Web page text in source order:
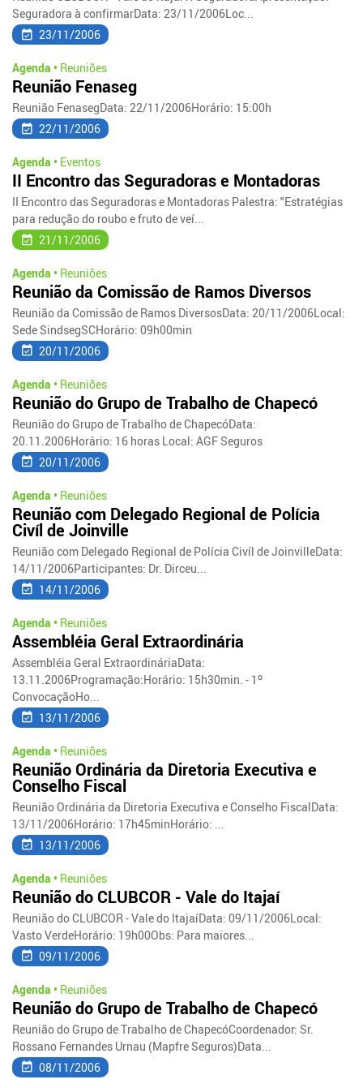
Seguradora à confirmarData: 23/11/2006Loc...
23/11/2006
Agenda • Reuniões
Reunião Fenaseg
Reunião FenasegData: 22/11/2006Horário: 15:00h
22/11/2006
Agenda • Eventos
II Encontro das Seguradoras e Montadoras
II Encontro das Seguradoras e Montadoras Palestra: "Estratégias
para redução do roubo e fruto de veí...
21/11/2006
Agenda • Reuniões
Reunião da Comissão de Ramos Diversos
Reunião da Comissão de Ramos DiversosData: 20/11/2006Local:
Sede SindsegSCHorário: 09h00min
20/11/2006
Agenda • Reuniões
Reunião do Grupo de Trabalho de Chapecó
Reunião do Grupo de Trabalho de ChapecóData:
20.11.2006Horário: 16 horas Local: AGF Seguros
20/11/2006
Agenda • Reuniões
Reunião com Delegado Regional de Polícia
Civíl de Joinville
Reunião com Delegado Regional de Polícia Civíl de JoinvilleData:
14/11/2006Participantes: Dr. Dirceu...
14/11/2006
Agenda • Reuniões
Assembléia Geral Extraordinária
Assembléia Geral ExtraordináriaData:
13.11.2006Programação:Horário: 15h30min. - 1º
ConvocaçãoHo...
13/11/2006
Agenda • Reuniões
Reunião Ordinária da Diretoria Executiva e
Conselho Fiscal
Reunião Ordinária da Diretoria Executiva e Conselho FiscalData:
13/11/2006Horário: 17h45minHorário: ...
13/11/2006
Agenda • Reuniões
Reunião do CLUBCOR - Vale do Itajaí
Reunião do CLUBCOR - Vale do ItajaíData: 09/11/2006Local:
Vasto VerdeHorário: 19h00Obs: Para maiores...
09/11/2006
Agenda • Reuniões
Reunião do Grupo de Trabalho de Chapecó
Reunião do Grupo de Trabalho de ChapecóCoordenador: Sr.
Rossano Fernandes Urnau (Mapfre Seguros)Data...
08/11/2006